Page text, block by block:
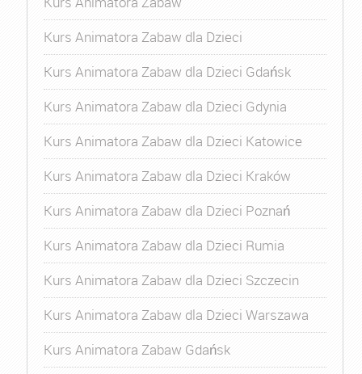
Kurs Animatora Zabaw dla Dzieci
Kurs Animatora Zabaw dla Dzieci Gdańsk
Kurs Animatora Zabaw dla Dzieci Gdynia
Kurs Animatora Zabaw dla Dzieci Katowice
Kurs Animatora Zabaw dla Dzieci Kraków
Kurs Animatora Zabaw dla Dzieci Poznań
Kurs Animatora Zabaw dla Dzieci Rumia
Kurs Animatora Zabaw dla Dzieci Szczecin
Kurs Animatora Zabaw dla Dzieci Warszawa
Kurs Animatora Zabaw Gdańsk